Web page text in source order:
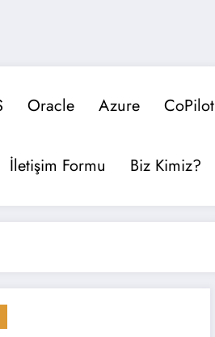
Oracle Azure CoPilot
İletişim Formu Biz Kimiz?